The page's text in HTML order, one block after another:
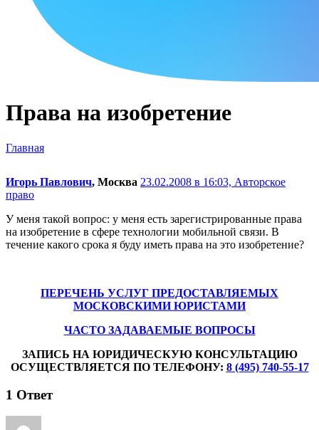
Права на изобретение
Главная
Игорь Павлович, Москва 23.02.2008 в 16:03, Авторское
право
У меня такой вопрос: у меня есть зарегистрированные права
на изобретение в сфере технологии мобильной связи. В
течение какого срока я буду иметь права на это изобретение?
ПЕРЕЧЕНЬ УСЛУГ ПРЕДОСТАВЛЯЕМЫХ
МОСКОВСКИМИ ЮРИСТАМИ
ЧАСТО ЗАДАВАЕМЫЕ ВОПРОСЫ
ЗАПИСЬ НА ЮРИДИЧЕСКУЮ КОНСУЛЬТАЦИЮ
ОСУЩЕСТВЛЯЕТСЯ ПО ТЕЛЕФОНУ: 8 (495) 740-55-17
1 Ответ